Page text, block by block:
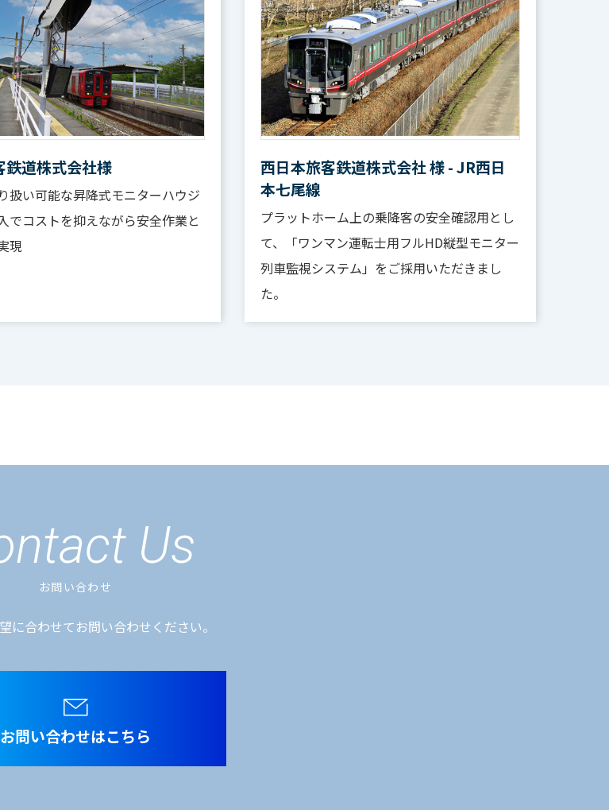
鉄道株式会社様
扱い可能な昇降式モニターハウジ
でコストを抑えながら安全作業と
現
西日本旅客鉄道株式会社 様 - JR西日
本七尾線
プラットホーム上の乗降客の安全確認用とし
て、「ワンマン運転士用フルHD縦型モニター
列車監視システム」をご採用いただきまし
た。
Us
お問い合わせ
に合わせてお問い合わせください。
お問い合わせはこちら